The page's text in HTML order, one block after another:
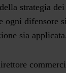
strategia
ogni difensore
sia applicata.